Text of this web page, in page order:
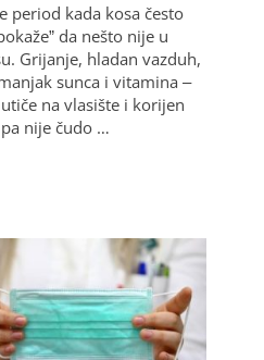
period kada kosa često
da nešto nije u
Grijanje, hladan vazduh,
sunca i vitamina –
na vlasište i korijen
nije čudo …